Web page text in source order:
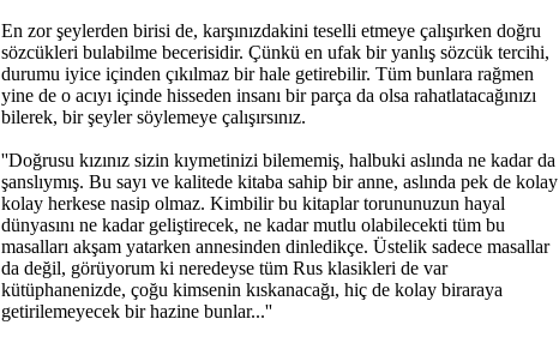
En zor şeylerden birisi de, karşınızdakini teselli etmeye çalışırken doğru
sözcükleri bulabilme becerisidir. Çünkü en ufak bir yanlış sözcük tercihi,
durumu iyice içinden çıkılmaz bir hale getirebilir. Tüm bunlara rağmen
yine de o acıyı içinde hisseden insanı bir parça da olsa rahatlatacağınızı
bilerek, bir şeyler söylemeye çalışırsınız.
''Doğrusu kızınız sizin kıymetinizi bilememiş, halbuki aslında ne kadar da
şanslıymış. Bu sayı ve kalitede kitaba sahip bir anne, aslında pek de kolay
kolay herkese nasip olmaz. Kimbilir bu kitaplar torununuzun hayal
dünyasını ne kadar geliştirecek, ne kadar mutlu olabilecekti tüm bu
masalları akşam yatarken annesinden dinledikçe. Üstelik sadece masallar
da değil, görüyorum ki neredeyse tüm Rus klasikleri de var
kütüphanenizde, çoğu kimsenin kıskanacağı, hiç de kolay biraraya
getirilemeyecek bir hazine bunlar...''